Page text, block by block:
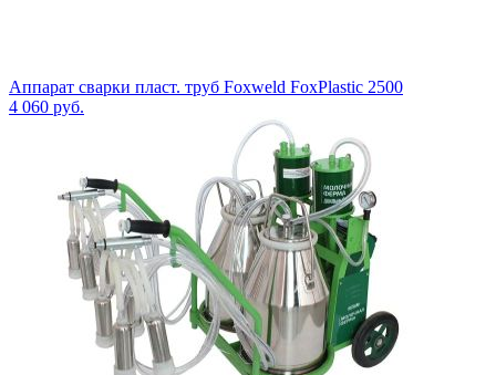
Аппарат сварки пласт. труб Foxweld FoxPlastic 2500
4 060 руб.